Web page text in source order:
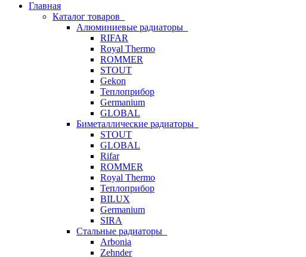
Главная
Каталог товаров
Алюминиевые радиаторы
RIFAR
Royal Thermo
ROMMER
STOUT
Gekon
Теплоприбор
Germanium
GLOBAL
Биметаллические радиаторы
STOUT
GLOBAL
Rifar
ROMMER
Royal Thermo
Теплоприбор
BILUX
Germanium
SIRA
Стальные радиаторы
Arbonia
Zehnder